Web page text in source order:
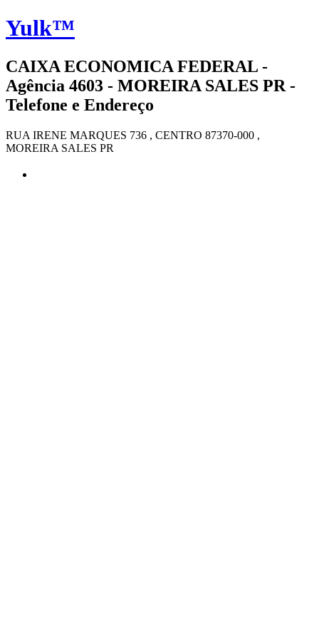
Yulk™
CAIXA ECONOMICA FEDERAL -
Agência 4603 - MOREIRA SALES PR -
Telefone e Endereço
RUA IRENE MARQUES 736 , CENTRO 87370-000 ,
MOREIRA SALES PR